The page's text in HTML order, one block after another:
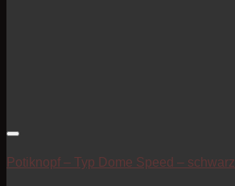
Potiknopf – Typ Dome Speed – schwarz